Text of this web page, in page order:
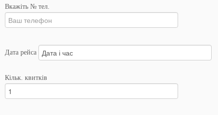
Вкажіть № тел.
Дата рейса
Кільк. квитків